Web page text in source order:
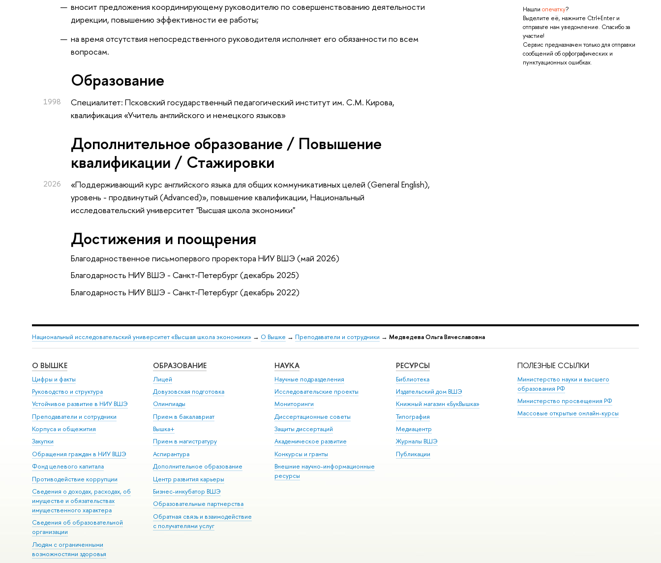
Нашли опечатку?
Выделите её, нажмите Ctrl+Enter и
отправьте нам уведомление. Спасибо за
участие!
Сервис предназначен только для отправки
сообщений об орфографических и
пунктуационных ошибках.
вносит предложения координирующему руководителю по совершенствованию деятельности
дирекции, повышению эффективности ее работы;
на время отсутствия непосредственного руководителя исполняет его обязанности по всем
вопросам.
Oбразование
1998
Специалитет: Псковский государственный педагогический институт им. С.М. Кирова,
квалификация «Учитель английского и немецкого языков»
Дополнительное образование / Повышение
квалификации / Стажировки
2026
«Поддерживающий курс английского языка для общих коммуникативных целей (General English),
уровень - продвинутый (Advanced)», повышение квалификации, Национальный
исследовательский университет "Высшая школа экономики"
Достижения и поощрения
Благодарноственное письмопервого проректора НИУ ВШЭ (май 2026)
Благодарность НИУ ВШЭ - Санкт-Петербург (декабрь 2025)
Благодарность НИУ ВШЭ - Санкт-Петербург (декабрь 2022)
Национальный исследовательский университет «Высшая школа экономики» → О Вышке → Преподаватели и сотрудники → Медведева Ольга Вячеславовна
О ВЫШКЕ
Цифры и факты
Руководство и структура
Устойчивое развитие в НИУ ВШЭ
Преподаватели и сотрудники
Корпуса и общежития
Закупки
Обращения граждан в НИУ ВШЭ
Фонд целевого капитала
Противодействие коррупции
Сведения о доходах, расходах, об
имуществе и обязательствах
имущественного характера
Сведения об образовательной
организации
Людям с ограниченными
возможностями здоровья
ОБРАЗОВАНИЕ
Лицей
Довузовская подготовка
Олимпиады
Прием в бакалавриат
Вышка+
Прием в магистратуру
Аспирантура
Дополнительное образование
Центр развития карьеры
Бизнес-инкубатор ВШЭ
Образовательные партнерства
Обратная связь и взаимодействие
с получателями услуг
НАУКА
Научные подразделения
Исследовательские проекты
Мониторинги
Диссертационные советы
Защиты диссертаций
Академическое развитие
Конкурсы и гранты
Внешние научно-информационные
ресурсы
РЕСУРСЫ
Библиотека
Издательский дом ВШЭ
Книжный магазин «БукВышка»
Типография
Медиацентр
Журналы ВШЭ
Публикации
ПОЛЕЗНЫЕ ССЫЛКИ
Министерство науки и высшего
образования РФ
Министерство просвещения РФ
Массовые открытые онлайн-курсы